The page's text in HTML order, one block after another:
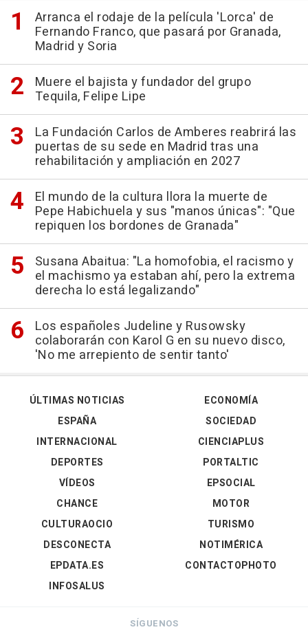
Arranca el rodaje de la película 'Lorca' de
Fernando Franco, que pasará por Granada,
Madrid y Soria
Muere el bajista y fundador del grupo
Tequila, Felipe Lipe
La Fundación Carlos de Amberes reabrirá las
puertas de su sede en Madrid tras una
rehabilitación y ampliación en 2027
El mundo de la cultura llora la muerte de
Pepe Habichuela y sus "manos únicas": "Que
repiquen los bordones de Granada"
Susana Abaitua: "La homofobia, el racismo y
el machismo ya estaban ahí, pero la extrema
derecha lo está legalizando"
Los españoles Judeline y Rusowsky
colaborarán con Karol G en su nuevo disco,
'No me arrepiento de sentir tanto'
ÚLTIMAS NOTICIAS
ESPAÑA
INTERNACIONAL
DEPORTES
VÍDEOS
ECONOMÍA
SOCIEDAD
CIENCIAPLUS
PORTALTIC
EPSOCIAL
CHANCE
CULTURAOCIO
DESCONECTA
EPDATA.ES
INFOSALUS
MOTOR
TURISMO
NOTIMÉRICA
CONTACTOPHOTO
SÍGUENOS